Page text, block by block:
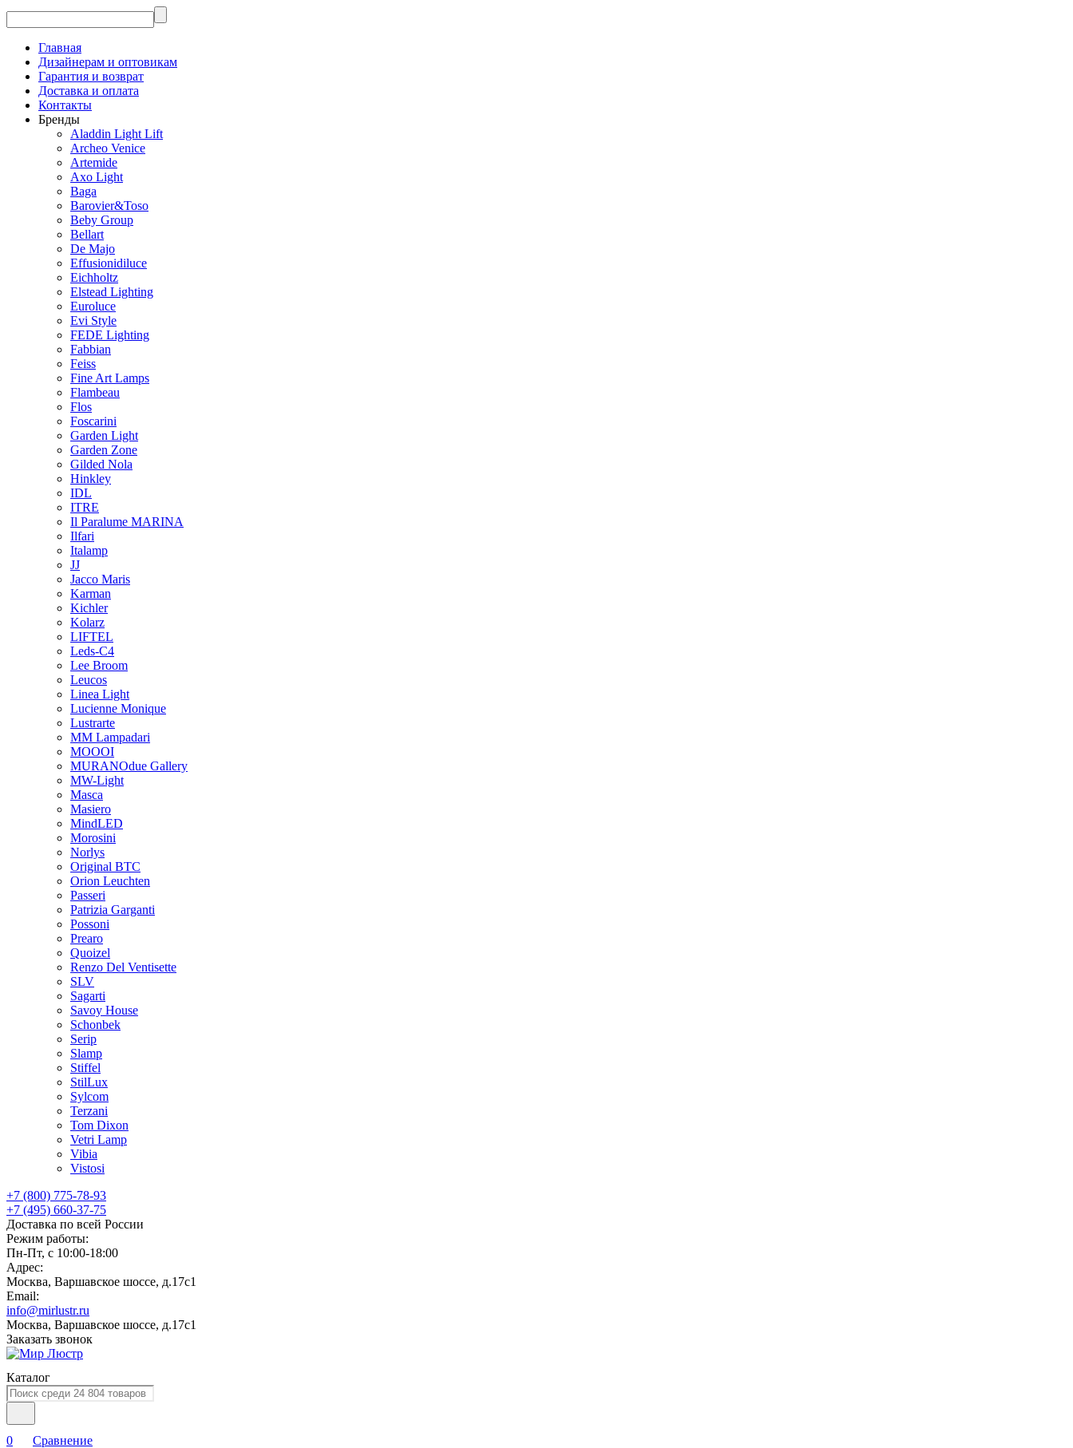
Главная
Дизайнерам и оптовикам
Гарантия и возврат
Доставка и оплата
Контакты
Бренды
Aladdin Light Lift
Archeo Venice
Artemide
Axo Light
Baga
Barovier&Toso
Beby Group
Bellart
De Majo
Effusionidiluce
Eichholtz
Elstead Lighting
Euroluce
Evi Style
FEDE Lighting
Fabbian
Feiss
Fine Art Lamps
Flambeau
Flos
Foscarini
Garden Light
Garden Zone
Gilded Nola
Hinkley
IDL
ITRE
Il Paralume MARINA
Ilfari
Italamp
JJ
Jacco Maris
Karman
Kichler
Kolarz
LIFTEL
Leds-C4
Lee Broom
Leucos
Linea Light
Lucienne Monique
Lustrarte
MM Lampadari
MOOOI
MURANOdue Gallery
MW-Light
Masca
Masiero
MindLED
Morosini
Norlys
Original BTC
Orion Leuchten
Passeri
Patrizia Garganti
Possoni
Prearo
Quoizel
Renzo Del Ventisette
SLV
Sagarti
Savoy House
Schonbek
Serip
Slamp
Stiffel
StilLux
Sylcom
Terzani
Tom Dixon
Vetri Lamp
Vibia
Vistosi
+7 (800) 775-78-93
+7 (495) 660-37-75
Доставка по всей России
Режим работы:
Пн-Пт, с 10:00-18:00
Адрес:
Москва, Варшавское шоссе, д.17c1
Email:
info@mirlustr.ru
Москва, Варшавское шоссе, д.17c1
Заказать звонок
Каталог
0
Сравнение